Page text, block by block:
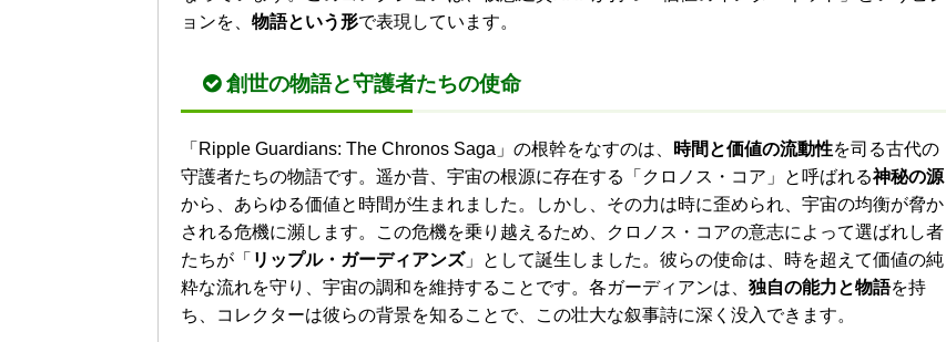
ョンを、 物語という形で表現しています。
創世の物語と守護者たちの使命
「Ripple Guardians: The Chronos Saga」の根幹をなすのは、 時間と価値の流動性を司る古代の
守護者たちの物語です。遥か昔、宇宙の根源に存在する「クロノス・コア」と呼ばれる神秘の源
から、あらゆる価値と時間が生まれました。しかし、その力は時に歪められ、宇宙の均衡が脅か
される危機に瀕します。この危機を乗り越えるため、クロノス・コアの意志によって選ばれし者
たちが「 リップル・ガーディアンズ」として誕生しました。彼らの使命は、時を超えて価値の純
粋な流れを守り、宇宙の調和を維持することです。各ガーディアンは、 独自の能力と物語を持
ち、コレクターは彼らの背景を知ることで、この壮大な叙事詩に深く没入できます。